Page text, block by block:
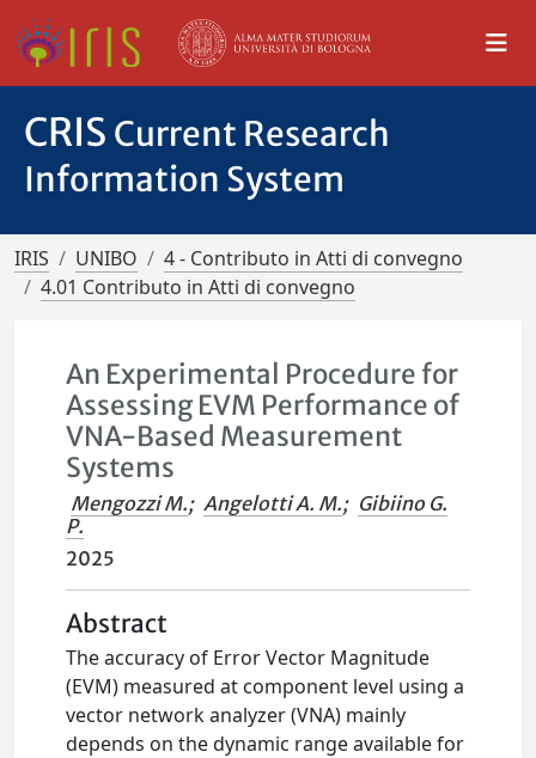
CRIS Current Research
Information System
IRIS UNIBO
4 - Contributo in Atti di convegno
4.01 Contributo in Atti di convegno
An Experimental Procedure for
Assessing EVM Performance of
VNA-Based Measurement
Systems
Mengozzi M.; Angelotti A. M.; Gibiino G.
P.
2025
Abstract
The accuracy of Error Vector Magnitude
(EVM) measured at component level using a
vector network analyzer (VNA) mainly
depends on the dynamic range available for